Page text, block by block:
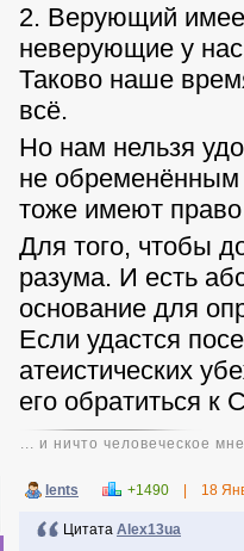
2. Верующий
неверующие у
Таково наше
всё.
Но нам нельзя
не
тоже имеют
Для того, чтобы
разума. И есть
основание для
Если удастся
атеистических
его обратиться к
... и ничто человеческое
lents +1490 18
Цитата Alex13ua